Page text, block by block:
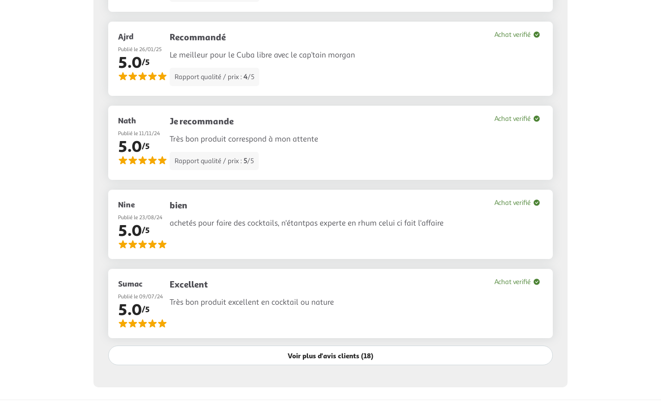
Ajrd
Publié le 26/01/25
5.0/5
Recommandé
Le meilleur pour le Cuba libre avec le cap’tain morgan
Rapport qualité / prix : 4/5
Achat verifié
Nath
Publié le 11/11/24
5.0/5
Je recommande
Très bon produit correspond à mon attente
Rapport qualité / prix : 5/5
Achat verifié
Nine
Publié le 23/08/24
5.0/5
bien
achetés pour faire des cocktails, n'étantpas experte en rhum celui ci fait l'affaire
Achat verifié
Sumac
Publié le 09/07/24
5.0/5
Excellent
Très bon produit excellent en cocktail ou nature
Achat verifié
Voir plus d'avis clients (18)